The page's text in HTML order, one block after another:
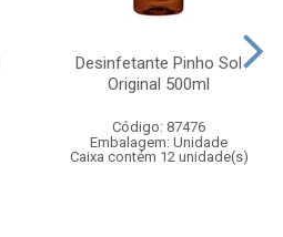
Desinfetante Pinho Sol
Original 500ml
Código: 87476
Embalagem: Unidade
Caixa contém 12 unidade(s)